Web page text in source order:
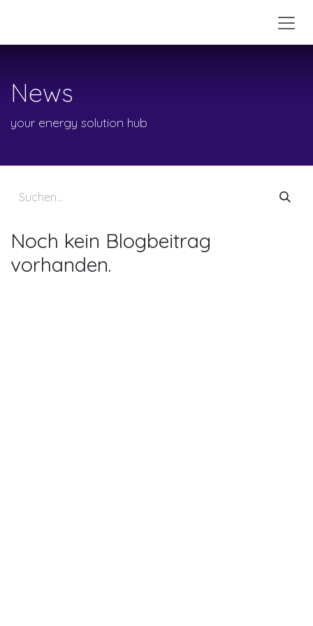
News
your energy solution hub
Noch kein Blogbeitrag
vorhanden.